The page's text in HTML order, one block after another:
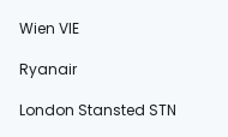
Wien VIE
Ryanair
London Stansted STN